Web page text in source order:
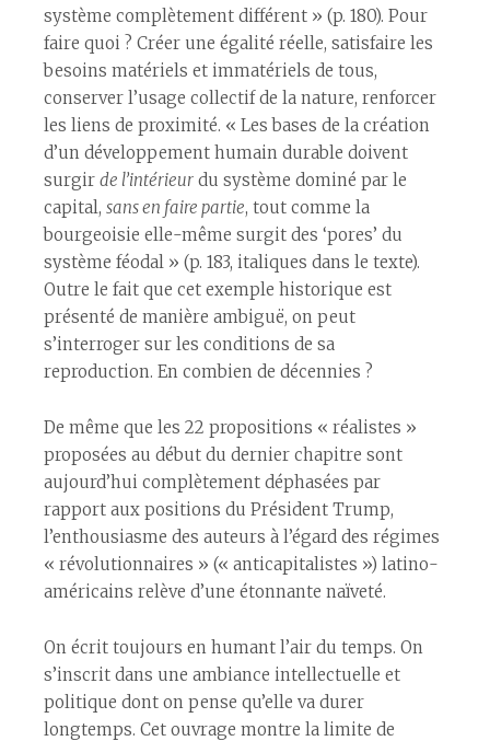
système complètement différent » (p. 180). Pour
faire quoi ? Créer une égalité réelle, satisfaire les
besoins matériels et immatériels de tous,
conserver l’usage collectif de la nature, renforcer
les liens de proximité. « Les bases de la création
d’un développement humain durable doivent
surgirde l’intérieur du système dominé par le
capital,sans en faire partie, tout comme la
bourgeoisie elle-même surgit des ‘pores’ du
système féodal » (p. 183, italiques dans le texte).
Outre le fait que cet exemple historique est
présenté de manière ambiguë, on peut
s’interroger sur les conditions de sa
reproduction. En combien de décennies ?
De même que les 22 propositions « réalistes »
proposées au début du dernier chapitre sont
aujourd’hui complètement déphasées par
rapport aux positions du Président Trump,
l’enthousiasme des auteurs à l’égard des régimes
« révolutionnaires » (« anticapitalistes ») latino-
américains relève d’une étonnante naïveté.
On écrit toujours en humant l’air du temps. On
s’inscrit dans une ambiance intellectuelle et
politique dont on pense qu’elle va durer
longtemps. Cet ouvrage montre la limite de